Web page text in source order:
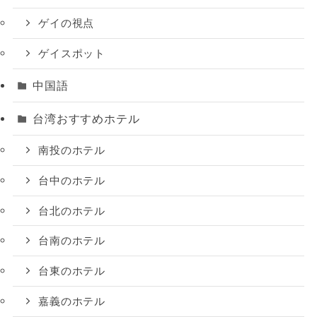
ゲイの視点
ゲイスポット
中国語
台湾おすすめホテル
南投のホテル
台中のホテル
台北のホテル
台南のホテル
台東のホテル
嘉義のホテル